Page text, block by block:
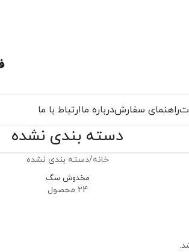
راهنمای سفارشدرباره ماارتباط با ما
دسته بندی نشده
خانه دسته بندی نشده
مخدوش سگ
24 محصول